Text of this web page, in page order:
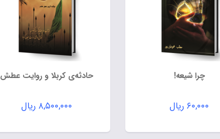
چرا شیعه!
۶۰,۰۰۰ ریال
حادثه‌ی کربلا و روایت عطش
۸,۵۰۰,۰۰۰ ریال